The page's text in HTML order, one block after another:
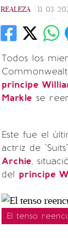
REALEZA 11/03/
Todos los
príncipe
Markle se
Este fue el
actriz de
Archie,
del príncipe
El tenso